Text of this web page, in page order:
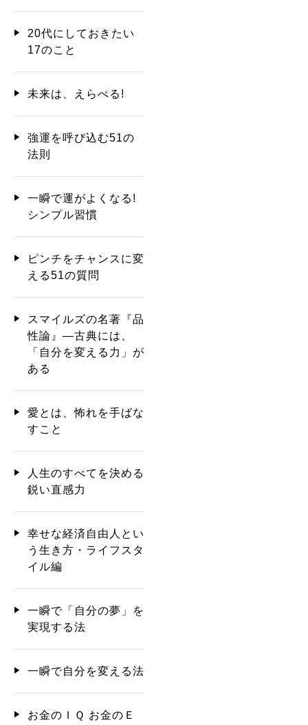
20代にしておきたい
17のこと
未来は、えらべる!
強運を呼び込む51の
法則
一瞬で運がよくなる!
シンプル習慣
ピンチをチャンスに変
える51の質問
スマイルズの名著『品
性論』―古典には、
「自分を変える力」が
ある
愛とは、怖れを手ばな
すこと
人生のすべてを決める
鋭い直感力
幸せな経済自由人とい
う生き方・ライフスタ
イル編
一瞬で「自分の夢」を
実現する法
一瞬で自分を変える法
お金のＩＱ お金のＥ